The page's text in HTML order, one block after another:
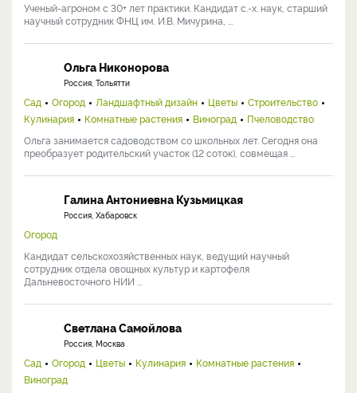
Ученый-агроном с 30+ лет практики. Кандидат с.-х. наук, старший
научный сотрудник ФНЦ им. И.В. Мичурина, ...
Ольга Никонорова
Россия, Тольятти
Сад Огород Ландшафтный дизайн Цветы
Строительство
Кулинария
Комнатные растения Виноград
Пчеловодство
Ольга занимается садоводством со школьных лет. Сегодня она
преобразует родительский участок (12 соток), совмещая ...
Галина Антониевна Кузьмицкая
Россия, Хабаровск
Огород
Кандидат сельскохозяйственных наук, ведущий научный
сотрудник отдела овощных культур и картофеля
Дальневосточного НИИ ...
Светлана Самойлова
Россия, Москва
Сад Огород Цветы Кулинария
Комнатные растения
Виноград